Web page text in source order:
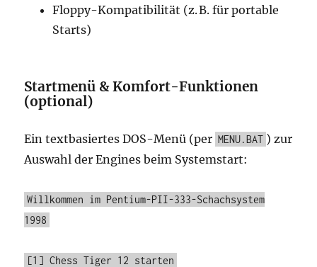
Floppy-Kompatibilität (z. B. für portable
Starts)
Startmenü & Komfort-Funktionen
(optional)
Ein textbasiertes DOS-Menü (per MENU.BAT ) zur
Auswahl der Engines beim Systemstart:
Willkommen im Pentium-PII-333-Schachsystem
1998
[1] Chess Tiger 12 starten